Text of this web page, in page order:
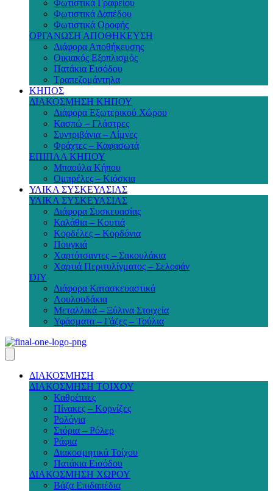
Φωτιστικά Γραφείου
Φωτιστικά Δαπέδου
Φωτιστικά Οροφής
ΟΡΓΑΝΩΣΗ ΑΠΟΘΗΚΕΥΣΗ
Διάφορα Αποθήκευσης
Οικιακός Εξοπλισμός
Πατάκια Εισόδου
Τραπεζομάντηλα
ΚΗΠΟΣ
ΔΙΑΚΟΣΜΗΣΗ ΚΗΠΟΥ
Διάφορα Εξωτερικού Χώρου
Κασπώ – Γλάστρες
Συντριβάνια – Λίμνες
Φράχτες – Καφασωτά
ΕΠΙΠΛΑ ΚΗΠΟΥ
Μπαούλα Κήπου
Ομπρέλες – Κιόσκια
ΥΛΙΚΑ ΣΥΣΚΕΥΑΣΙΑΣ
ΥΛΙΚΑ ΣΥΣΚΕΥΑΣΙΑΣ
Διάφορα Συσκευασίας
Καλάθια – Κουτιά
Κορδέλες – Κορδόνια
Πουγκιά
Χαρτότσαντες – Σακουλάκια
Χαρτιά Περιτυλίγματος – Σελοφάν
DIY
Διάφορα Κατασκευαστικά
Λουλουδάκια
Μεταλλικά – Ξύλινα Στοιχεία
Υφάσματα – Γάζες – Τούλια
ΔΙΑΚΟΣΜΗΣΗ
ΔΙΑΚΟΣΜΗΣΗ ΤΟΙΧΟΥ
Καθρέπτες
Πίνακες – Κορνίζες
Ρολόγια
Στόρια – Ρόλερ
Ράφια
Διακοσμητικά Τοίχου
Πατάκια Εισόδου
ΔΙΑΚΟΣΜΗΣΗ ΧΩΡΟΥ
Βάζα Επιδαπέδια